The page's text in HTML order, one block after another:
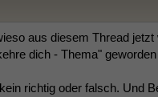
aus diesem Thread jetzt
dich - Thema"
richtig oder falsch. Und